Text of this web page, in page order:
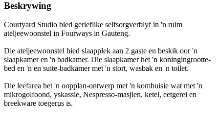
Beskrywing
Courtyard Studio bied gerieflike selfsorgverblyf in 'n ruim
ateljeewoonstel in Fourways in Gauteng.
Die ateljeewoonstel bied slaapplek aan 2 gaste en beskik oor 'n
slaapkamer en 'n badkamer. Die slaapkamer het 'n koningingrootte-
bed en 'n en suite-badkamer met 'n stort, wasbak en 'n toilet.
Die leefarea het 'n oopplan-ontwerp met 'n kombuisie wat met 'n
mikrogolfoond, yskassie, Nespresso-masjien, ketel, eetgerei en
breekware toegerus is.